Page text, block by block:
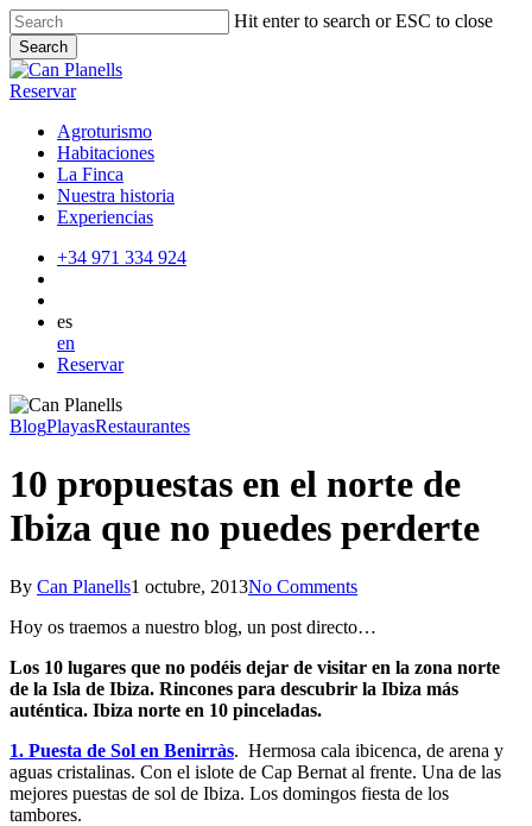
Skip
to
main
content
Hit enter to search or ESC to close
Search
Close
Search
Reservar
Agroturismo
Habitaciones
La Finca
Nuestra historia
Experiencias
+34 971 334 924
es
en
Reservar
BlogPlayasRestaurantes
10 propuestas en el norte de
Ibiza que no puedes perderte
By Can Planells1 octubre, 2013No Comments
Hoy os traemos a nuestro blog, un post directo…
Los 10 lugares que no podéis dejar de visitar en la zona norte
de la Isla de Ibiza. Rincones para descubrir la Ibiza más
auténtica. Ibiza norte en 10 pinceladas.
1. Puesta de Sol en Benirràs. Hermosa cala ibicenca, de arena y
aguas cristalinas. Con el islote de Cap Bernat al frente. Una de las
mejores puestas de sol de Ibiza. Los domingos fiesta de los
tambores.